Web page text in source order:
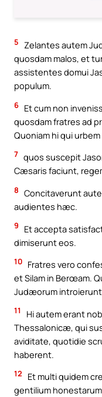
5 Zelantes autem
quosdam malos, et
assistentes domui
populum.
6 Et cum non
quosdam fratres ad
Quoniam hi qui
7 quos suscepit
Cæsaris faciunt,
8 Concitaverunt
audientes hæc.
9
Et accepta
dimiserunt eos.
10 Fratres vero
et Silam in Berœam.
Judæorum
11
Hi autem erant
Thessalonicæ, qui
aviditate, quotidie
haberent.
12
Et multi quidem
gentilium